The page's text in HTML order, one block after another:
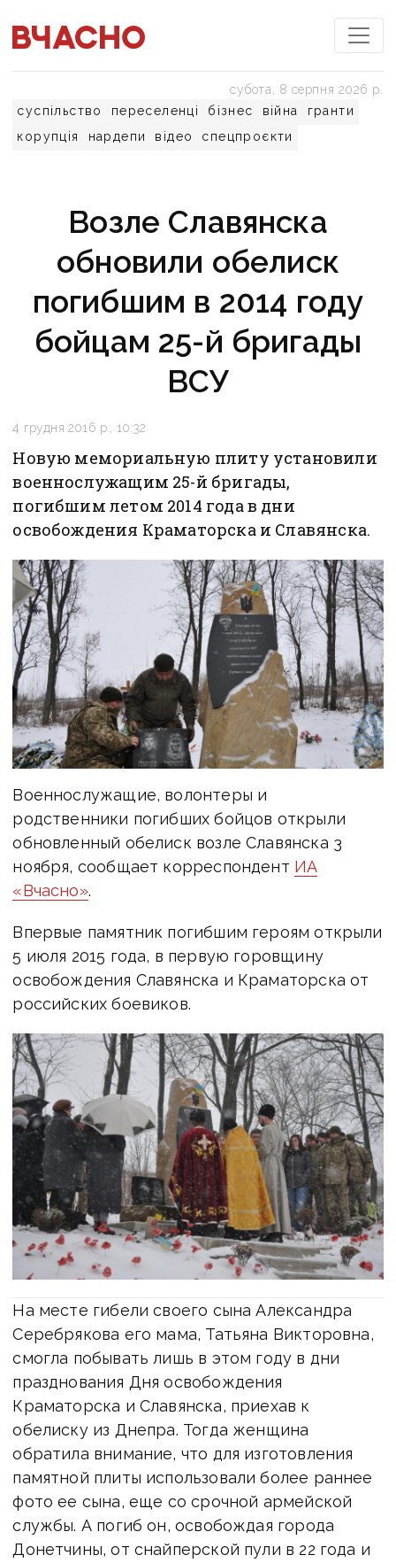
суспільство переселенці бізнес війна
гранти
корупція
нардепи відео спецпроєкти
субота, 8 серпня 2026 р.
Возле Славянска
обновили обелиск
погибшим в 2014 году
бойцам 25-й бригады
ВСУ
4 грудня 2016 р., 10:32
Новую мемориальную плиту установили
военнослужащим 25-й бригады,
погибшим летом 2014 года в дни
освобождения Краматорска и Славянска.
Военнослужащие, волонтеры и
родственники погибших бойцов открыли
обновленный обелиск возле Славянска 3
ноября, сообщает корреспондент ИА
«Вчасно».
Впервые памятник погибшим героям открыли
5 июля 2015 года, в первую горовщину
освобождения Славянска и Краматорска от
российских боевиков.
На месте гибели своего сына Александра
Серебрякова его мама, Татьяна Викторовна,
смогла побывать лишь в этом году в дни
празднования Дня освобождения
Краматорска и Славянска, приехав к
обелиску из Днепра. Тогда женщина
обратила внимание, что для изготовления
памятной плиты использовали более раннее
фото ее сына, еще со срочной армейской
службы. А погиб он, освобождая города
Донетчины, от снайперской пули в 22 года и